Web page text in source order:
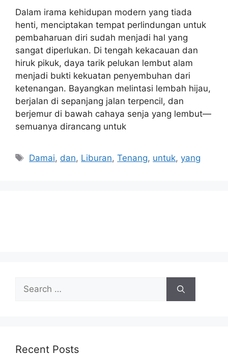
Dalam irama kehidupan modern yang tiada
henti, menciptakan tempat perlindungan untuk
pembaharuan diri sudah menjadi hal yang
sangat diperlukan. Di tengah kekacauan dan
hiruk pikuk, daya tarik pelukan lembut alam
menjadi bukti kekuatan penyembuhan dari
ketenangan. Bayangkan melintasi lembah hijau,
berjalan di sepanjang jalan terpencil, dan
berjemur di bawah cahaya senja yang lembut—
semuanya dirancang untuk
Tags
Damai, dan, Liburan,Tenang, untuk,yang
Search
for:
Recent Posts